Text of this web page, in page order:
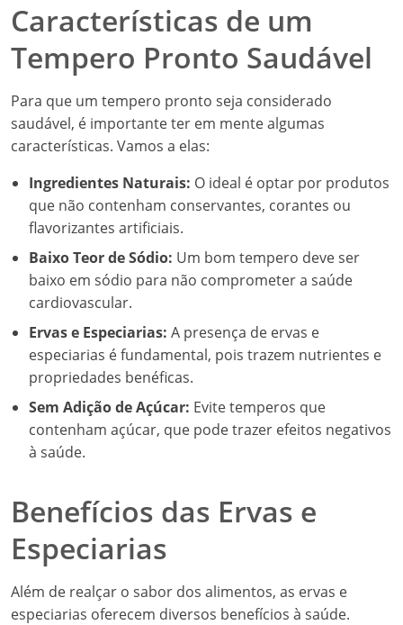
Características de um
Tempero Pronto Saudável
Para que um tempero pronto seja considerado
saudável, é importante ter em mente algumas
características. Vamos a elas:
Ingredientes Naturais: O ideal é optar por produtos
que não contenham conservantes, corantes ou
flavorizantes artificiais.
Baixo Teor de Sódio: Um bom tempero deve ser
baixo em sódio para não comprometer a saúde
cardiovascular.
Ervas e Especiarias: A presença de ervas e
especiarias é fundamental, pois trazem nutrientes e
propriedades benéficas.
Sem Adição de Açúcar: Evite temperos que
contenham açúcar, que pode trazer efeitos negativos
à saúde.
Benefícios das Ervas e
Especiarias
Além de realçar o sabor dos alimentos, as ervas e
especiarias oferecem diversos benefícios à saúde.